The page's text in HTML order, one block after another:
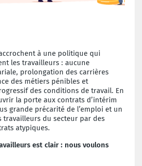
à une politique qui
les travailleurs : aucune
prolongation des carrières
des métiers pénibles et
des conditions de travail. En
la porte aux contrats d’intérim
grande précarité de l’emploi et un
travailleurs du secteur par des
atypiques.
est clair : nous voulons